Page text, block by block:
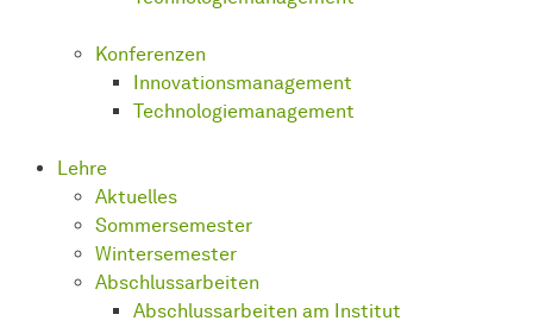
Konferenzen
Innovationsmanagement
Technologiemanagement
Lehre
Aktuelles
Sommersemester
Wintersemester
Abschlussarbeiten
Abschlussarbeiten am Institut